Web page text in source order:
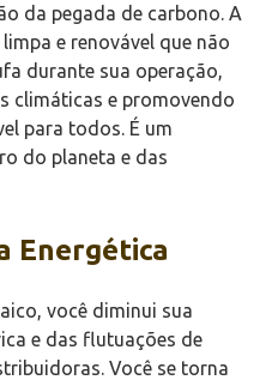
da pegada de carbono. A
e renovável que não
durante sua operação,
climáticas e promovendo
para todos. É um
do planeta e das
Energética
você diminui sua
e das flutuações de
Você se torna